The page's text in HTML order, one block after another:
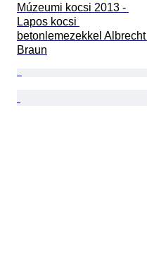
Múzeumi kocsi 2013 -
Lapos kocsi
betonlemezekkel Albrecht
Braun